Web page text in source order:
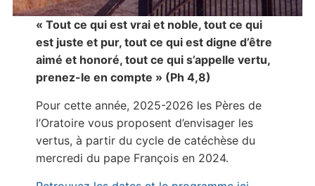
« Tout ce qui est vrai et noble, tout ce qui
est juste et pur, tout ce qui est digne d’être
aimé et honoré, tout ce qui s’appelle vertu,
prenez-le en compte » (Ph 4,8)
Pour cette année, 2025-2026 les Pères de
l’Oratoire vous proposent d’envisager les
vertus, à partir du cycle de catéchèse du
mercredi du pape François en 2024.